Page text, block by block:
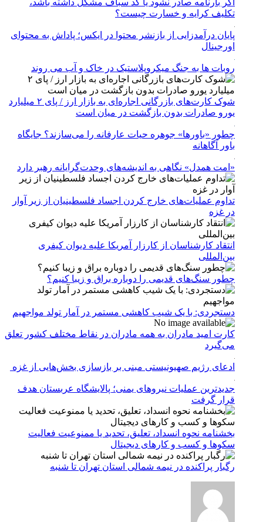
اگر بارنامه صادر نشود یا کد سباف مشکل داشته باشد،
تکلیف کرایه و خسارت چیست؟
پایان درآمدزایی از بازنشر محتوا در ایکس؛ پاداش به محتوای
اورجینال
روبات ها به جنگ میکروپلاستیک در خاک و آب می روند
شوک کارت‌های بازرگانی اجاره‌ای به بازار ارز / پای ۲ میلیارد
یورو صادرات بدون بازگشت در میان است
چطور «باورها» جوهره حیات عارفانه را می‌سازند؟ جایگاه
باور آگاهانه
«امت همدل» نگاهی به اندیشه‌های وحدت‌گرایانه رهبر دارد
تداوم عملیات‌های خارج کردن اجساد فلسطینیان از زیر آوار
در غزه
انتقاد کارشناسان از کارزار آمریکا علیه دیوان کیفری
بین‌المللی
چطور سنگ‌های قدیمی را دوباره براق و زیبا کنیم؟
دستجردی: با یک شیب کاهشی مستمر در آمار تولد مواجهیم
کارت امید مادران به همه مادران در نقاط مختلف کشور تعلق
می‌گیرد
ادعای رژیم صهیونیستی مبنی بر بازسازی بخش‌هایی از غزه
جدیدترین عملیات نیروهای یمنی؛ پالایشگاه عربستان هدف
قرار گرفت
بخشنامه نحوه انسداد، تعلیق، تحدید یا ممنوعیت فعالیت
سکوها و کسب و کارهای دیجیتال
رگبار پراکنده در نیمه شمالی استان تهران تا شنبه